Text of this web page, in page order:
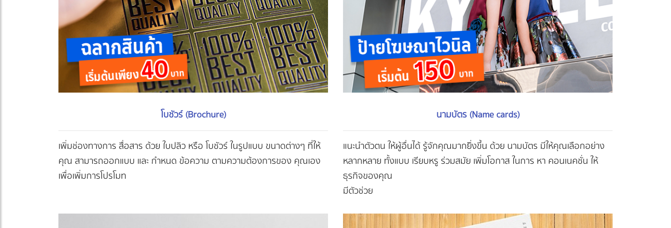
โบชัวร์ (Brochure)
เพิ่มช่องทางการ สื่อสาร ด้วย ใบปลิว หรือ โบชัวร์ ในรูปแบบ ขนาดต่างๆ ที่ให้
คุณ สามารถออกแบบ และ กำหนด ข้อความ ตามความต้องการของ คุณเอง
เพื่อเพิ่มการโปรโมท
นามบัตร (Name cards)
แนะนำตัวตน ให้ผู้อื่นได้ รู้จักคุณมากยิิ่งขึ้น ด้วย นามบัตร มีให้คุณเลือกอย่าง
หลากหลาย ทั้งแบบ เรียบหรู ร่วมสมัย เพิ่มโอกาส ในการ หา คอนเนคชั่น ให้
ธุรกิจของคุณ
มีตัวช่วย